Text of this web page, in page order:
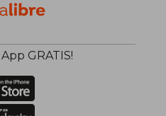
45%
dcto.
GRATIS!